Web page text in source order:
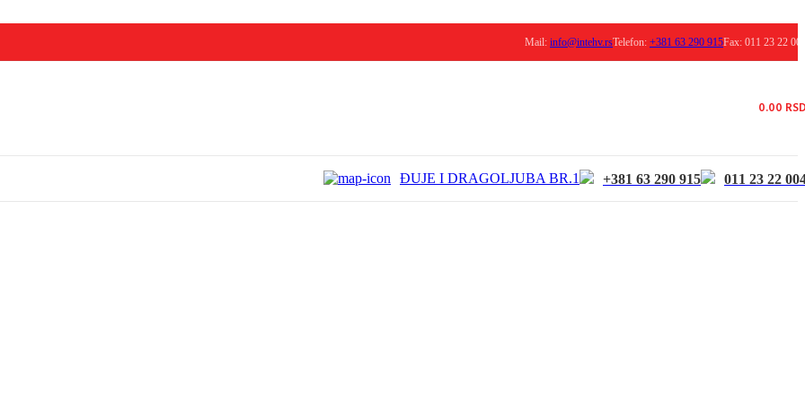
Mail: info@intehv.rsTelefon: +381 63 290 915Fax: 011 23 22
0.00
ĐUJE I DRAGOLJUBA BR.1 +381 63 290 915 011 23 22